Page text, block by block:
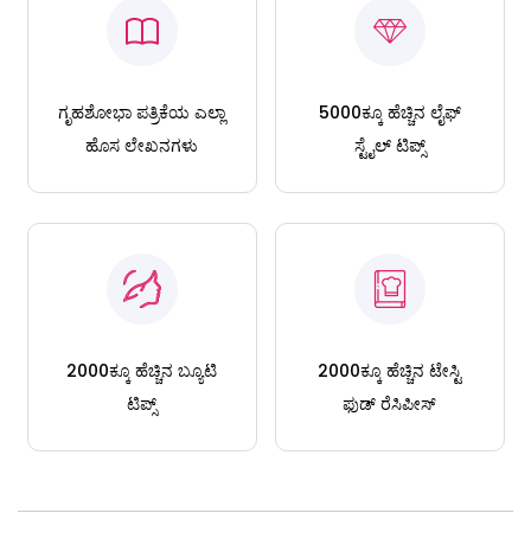
ಗೃಹಶೋಭಾ ಪತ್ರಿಕೆಯ ಎಲ್ಲಾ
ಹೊಸ ಲೇಖನಗಳು
5000ಕ್ಕೂ ಹೆಚ್ಚಿನ ಲೈಫ್
ಸ್ಟೈಲ್ ಟಿಪ್ಸ್
2000ಕ್ಕೂ ಹೆಚ್ಚಿನ ಬ್ಯೂಟಿ
ಟಿಪ್ಸ್
2000ಕ್ಕೂ ಹೆಚ್ಚಿನ ಟೇಸ್ಟಿ
ಫುಡ್ ರೆಸಿಪೀಸ್